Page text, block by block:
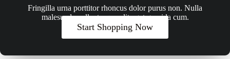
Fringilla urna porttitor rhoncus dolor purus non. Nulla
malesuada pellentesque elit eget gravida cum.
Start Shopping Now